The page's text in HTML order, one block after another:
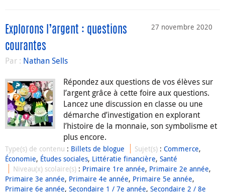
27 novembre 2020
Explorons l’argent : questions
courantes
Par : Nathan Sells
Répondez aux questions de vos élèves sur
l’argent grâce à cette foire aux questions.
Lancez une discussion en classe ou une
démarche d’investigation en explorant
l’histoire de la monnaie, son symbolisme et
plus encore.
Type(s) de contenu : Billets de blogue Sujet(s) :Commerce,
Économie, Études sociales, Littératie financière, Santé
Niveau(x) scolaire(s) : Primaire 1re année, Primaire 2e année,
Primaire 3e année, Primaire 4e année, Primaire 5e année,
Primaire 6e année, Secondaire 1 / 7e année, Secondaire 2 / 8e